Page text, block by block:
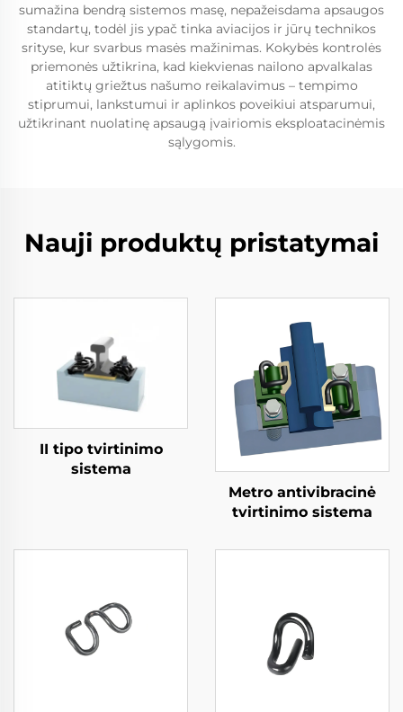
sumažina bendrą sistemos masę, nepažeisdama apsaugos
standartų, todėl jis ypač tinka aviacijos ir jūrų technikos
srityse, kur svarbus masės mažinimas. Kokybės kontrolės
priemonės užtikrina, kad kiekvienas nailono apvalkalas
atitiktų griežtus našumo reikalavimus – tempimo
stiprumui, lankstumui ir aplinkos poveikiui atsparumui,
užtikrinant nuolatinę apsaugą įvairiomis eksploatacinėmis
sąlygomis.
Nauji produktų pristatymai
II tipo tvirtinimo
sistema
Metro antivibracinė
tvirtinimo sistema